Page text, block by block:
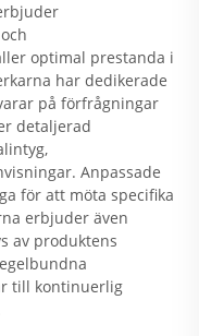
optimal prestanda i
har dedikerade
på förfrågningar
detaljerad
Anpassade
för att möta specifika
erbjuder även
av produktens
till kontinuerlig